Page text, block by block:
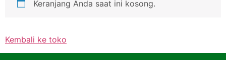
Keranjang Anda saat ini kosong.
Kembali ke toko